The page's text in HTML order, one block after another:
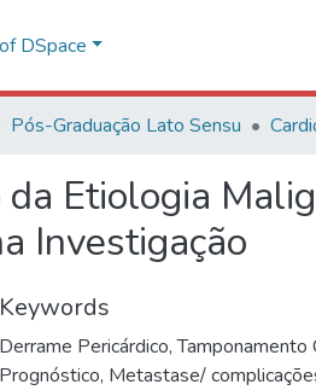
DSpace
Pós-Graduação Lato Sensu
Etiologia
Investigação
Keywords
Derrame Pericárdico,Tamponamento
Prognóstico, Metastase/